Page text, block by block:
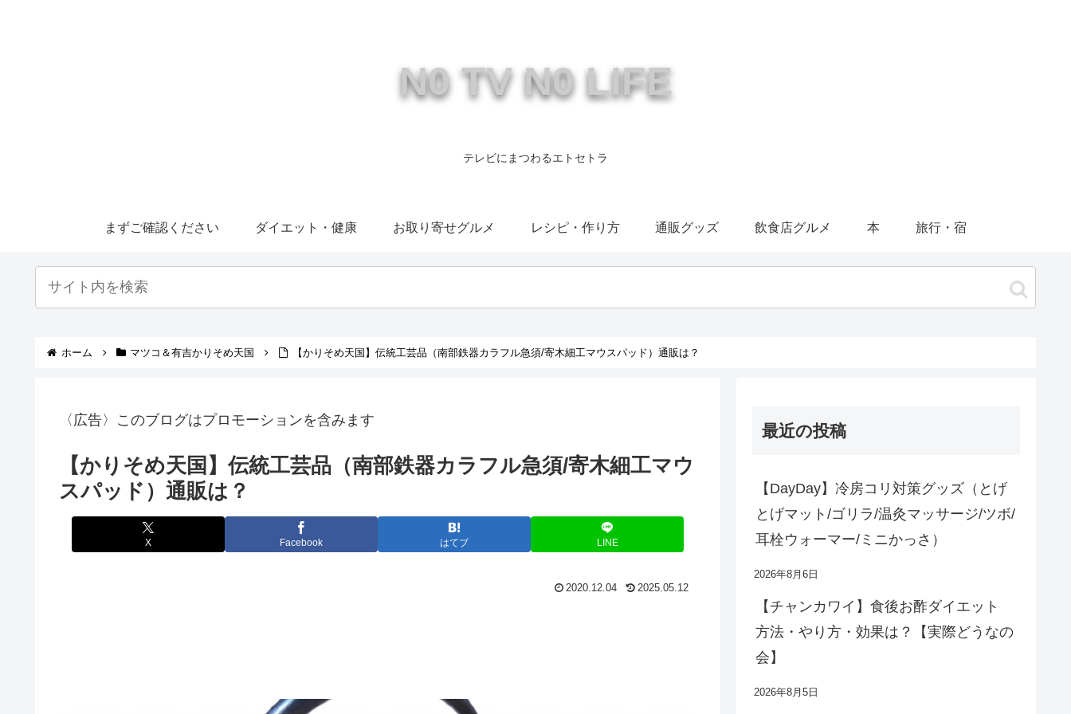
N0 TV N0 LIFE
テレビにまつわるエトセトラ
まずご確認ください ダイエット・健康 お取り寄せグルメ レシピ・作り方 通販グッズ 飲食店グルメ 本 旅行・宿
ホーム マツコ＆有吉かりそめ天国 【かりそめ天国】伝統工芸品（南部鉄器カラフル急須/寄木細工マウスパッド）通販は？
〈広告〉このブログはプロモーションを含みます
【かりそめ天国】伝統工芸品（南部鉄器カラフル急須/寄木細工マウ
スパッド）通販は？
X Facebook はてブ LINE
2020.12.04 2025.05.12
最近の投稿
【DayDay】冷房コリ対策グッズ（とげ
とげマット/ゴリラ/温灸マッサージ/ツボ/
耳栓ウォーマー/ミニかっさ）
2026年8月6日
【チャンカワイ】食後お酢ダイエット
方法・やり方・効果は？【実際どうなの
会】
2026年8月5日